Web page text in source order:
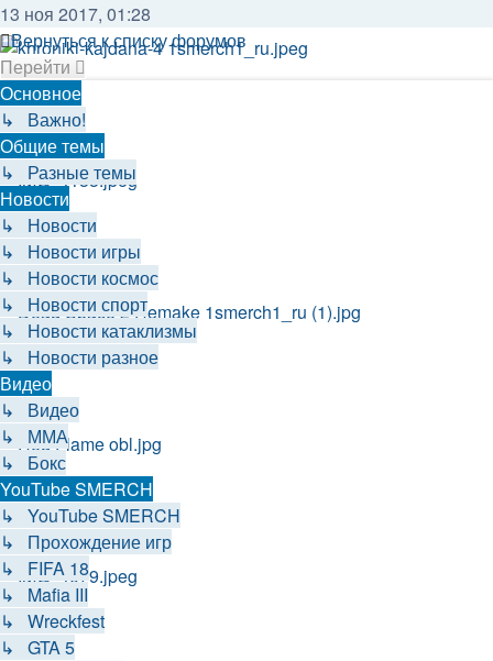
13 ноя 2017, 01:28
Вернуться к списку форумов
Перейти
Основное
↳ Важно!
Общие темы
↳ Разные темы
Новости
↳ Новости
↳ Новости игры
↳ Новости космос
↳ Новости спорт
↳ Новости катаклизмы
↳ Новости разное
Видео
↳ Видео
↳ ММА
↳ Бокс
YouTube SMERCH
↳ YouTube SMERCH
↳ Прохождение игр
↳ FIFA 18
↳ Mafia III
↳ Wreckfest
↳ GTA 5